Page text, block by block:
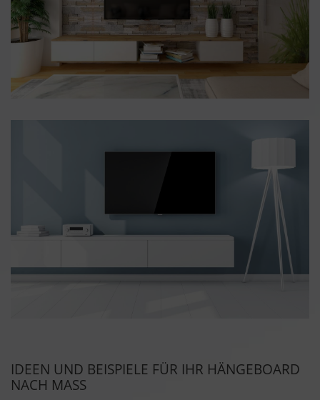
IDEEN UND BEISPIELE FÜR IHR HÄNGEBOARD
NACH MASS